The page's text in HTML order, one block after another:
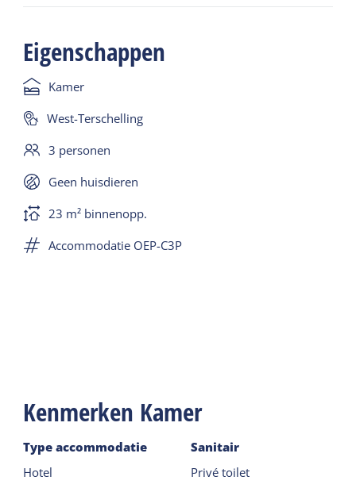
Eigenschappen
Kamer
West-Terschelling
3 personen
Geen huisdieren
23 m² binnenopp.
Accommodatie OEP-C3P
Kenmerken Kamer
Type accommodatie
Hotel
Sanitair
Privé toilet